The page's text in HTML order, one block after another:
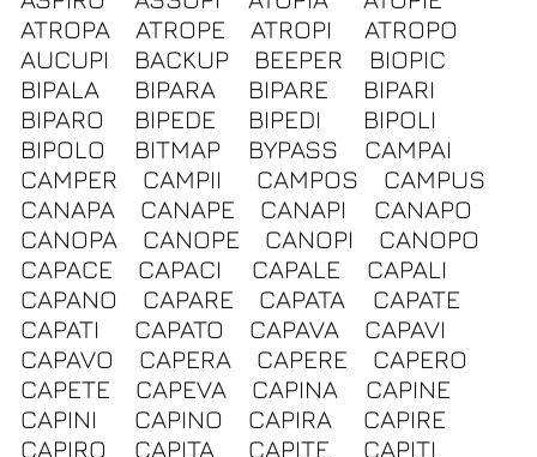
ATROPA
ATROPE ATROPI
ATROPO
AUCUPI
BACKUP BEEPER
BIOPIC
BIPALA
BIPARA BIPARE
BIPARI
BIPARO
BIPEDE BIPEDI
BIPOLI
BIPOLO
BITMAP BYPASS
CAMPAI
CAMPER
CAMPII CAMPOS
CAMPUS
CANAPA
CANAPE CANAPI
CANAPO
CANOPA
CANOPE CANOPI
CANOPO
CAPACE
CAPACI CAPALE
CAPALI
CAPANO
CAPARE CAPATA
CAPATE
CAPATI
CAPATO CAPAVA
CAPAVI
CAPAVO
CAPERA CAPERE
CAPERO
CAPETE
CAPEVA CAPINA
CAPINE
CAPINI
CAPINO CAPIRA
CAPIRE
CAPIRO
CAPITA CAPITE
CAPITI